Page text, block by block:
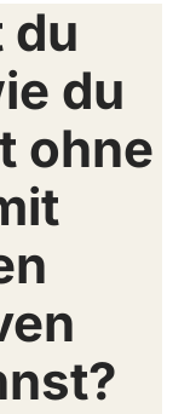
du
du
ohne